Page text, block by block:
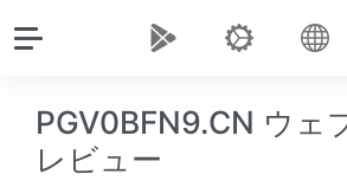
PGV0BFN9.CN ウェ
レビュー